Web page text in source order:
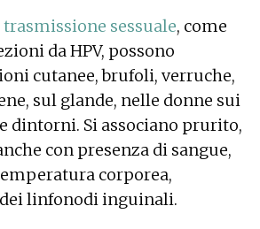
sessuale, come
da HPV, possono
cutanee, brufoli, verruche,
sul glande, nelle donne sui
dintorni. Si associano prurito,
con presenza di sangue,
corporea,
linfonodi inguinali.